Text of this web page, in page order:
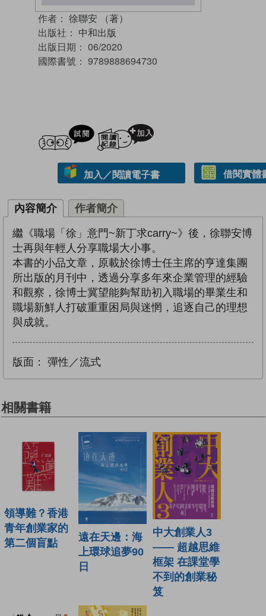
作者： 徐聯安 （著）
出版社： 中和出版
出版日期： 06/2020
國際書號： 9789888694730
試閲
加入／閱讀電子書 借閱實體
內容簡介 作者簡介
繼《職場「徐」意門~新丁求carry~》後，徐聯安博
士再與年輕人分享職場大小事。
本書的小品文章，原載於徐博士任主席的亨達集團
所出版的月刊中，透過分享多年來企業管理的經驗
和觀察，徐博士冀望能夠幫助初入職場的畢業生和
職場新鮮人打破重重困局與迷惘，追逐自己的理想
與成就。
版面： 彈性／流式
相關書籍
領導難？香港
青年創業家的
第二個盲點
遠在天邊：海
上環球追夢90
日
中大創業人3
—— 超越思維
框架 在課堂學
不到的創業秘
笈